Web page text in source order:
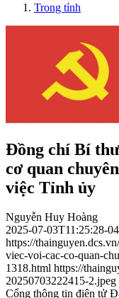
Trong tỉnh
Đồng chí Bí
cơ quan
việc Tỉnh ủy
Nguyễn Huy Hoàng
2025-07-03T11:25:28-
https://
viec-voi-cac-co-quan-
1318.html https://
20250703222415-2.jpeg
Cổng thông tin điện tử